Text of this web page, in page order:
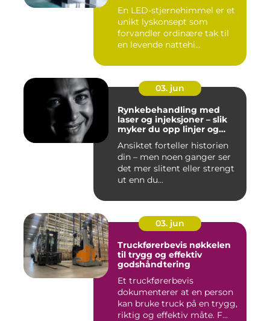
En LED-stjernehimmel er et
unikt lyskonsept som
forvandler ordinære tak til
en levende nattehi...
03. jun
Rynkebehandling med
laser og injeksjoner – slik
myker du opp linjer og
Ansiktet forteller historien
din – men noen ganger ser
det mer slitent eller strengt
ut enn du...
03. jun
Truckførerbevis nøkkelen
til trygg og effektiv
godshåndtering
Et truckførerbevis
dokumenterer at en person
kan bruke truck på en trygg,
riktig og effektiv måte. F...